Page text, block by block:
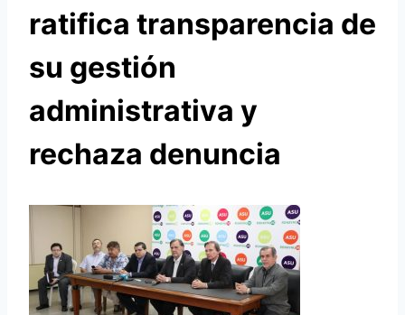
ratifica transparencia de
su gestión
administrativa y
rechaza denuncia